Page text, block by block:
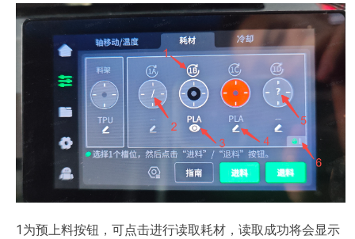
1为预上料按钮，可点击进行读取耗材，读取成功将会显示